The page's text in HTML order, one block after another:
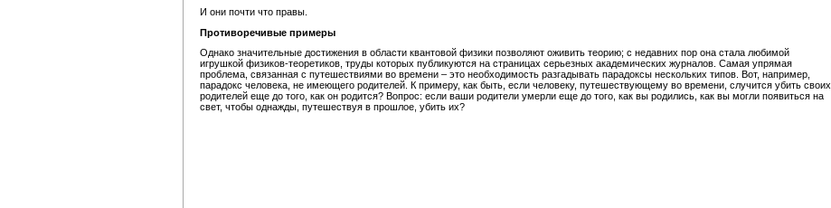
И они почти что правы.
Противоречивые примеры
Однако значительные достижения в области квантовой физики позволяют оживить теорию; с недавних пор она стала любимой
игрушкой физиков-теоретиков, труды которых публикуются на страницах серьезных академических журналов. Самая упрямая
проблема, связанная с путешествиями во времени – это необходимость разгадывать парадоксы нескольких типов. Вот, например,
парадокс человека, не имеющего родителей. К примеру, как быть, если человеку, путешествующему во времени, случится убить своих
родителей еще до того, как он родится? Вопрос: если ваши родители умерли еще до того, как вы родились, как вы могли появиться на
свет, чтобы однажды, путешествуя в прошлое, убить их?